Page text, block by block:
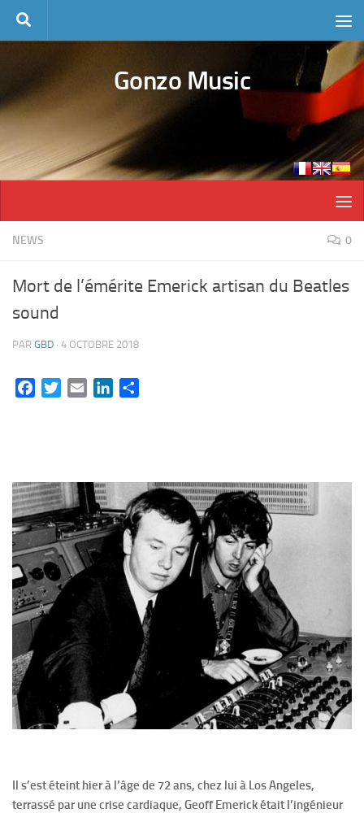
Skip to content
Gonzo Music
NEWS 0
Mort de l’émérite Emerick artisan du Beatles
sound
PAR GBD · 4 OCTOBRE 2018
FacebookTwitterEmail LinkedIn
Il s’est éteint hier à l’âge de 72 ans, chez lui à Los Angeles,
terrassé par une crise cardiaque, Geoff Emerick était l’ingénieur